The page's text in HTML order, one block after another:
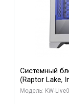
Системный
(Raptor Lake,
модуля)/
Модель: KW-